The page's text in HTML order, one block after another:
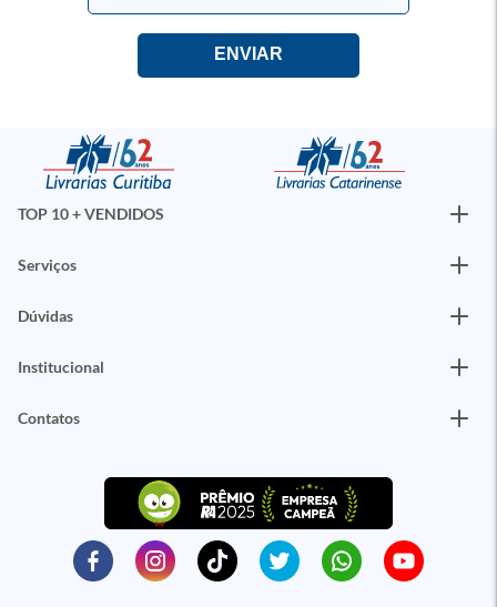
TOP 10 + VENDIDOS
Serviços
Dúvidas
Institucional
Contatos